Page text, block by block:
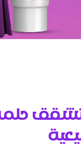
حلمة